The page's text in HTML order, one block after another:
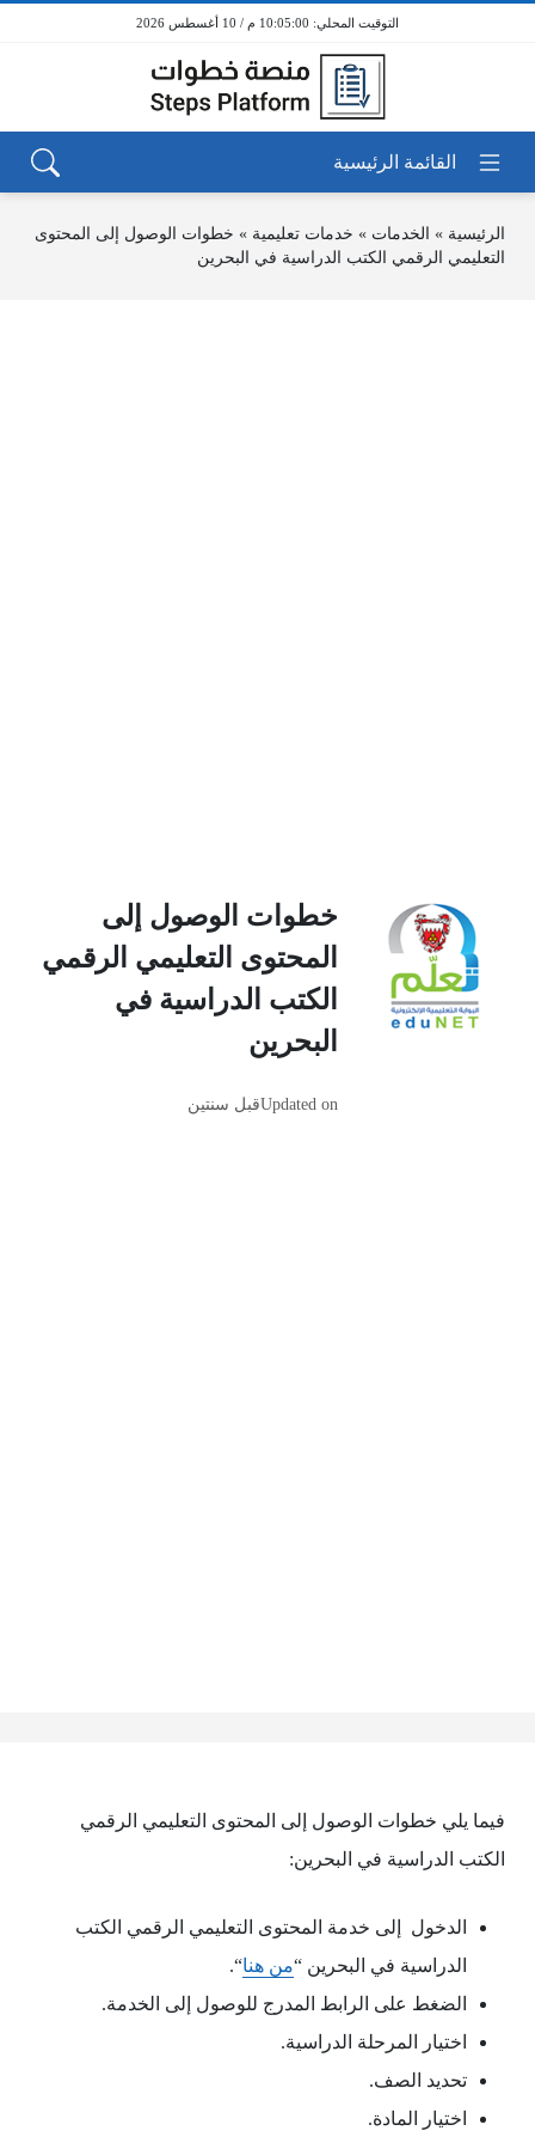
10:05:00 م / 10 أغسطس 2026
الرئيسية » الخدمات » خدمات تعليمية » خطوات الوصول إلى المحتوى
التعليمي الرقمي الكتب الدراسية في البحرين
خطوات الوصول إلى
المحتوى التعليمي الرقمي
الكتب الدراسية في
البحرين
Updated onقبل سنتين
فيما يلي خطوات الوصول إلى المحتوى التعليمي الرقمي
الكتب الدراسية في البحرين:
الدخول إلى خدمة المحتوى التعليمي الرقمي الكتب
الدراسية في البحرين “من هنا“.
الضغط على الرابط المدرج للوصول إلى الخدمة.
اختيار المرحلة الدراسية.
تحديد الصف.
اختيار المادة.